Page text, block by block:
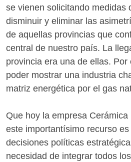
se vienen solicitando medidas
disminuir y eliminar las
de aquellas provincias que
central de nuestro país. La
provincia era una de ellas.
poder mostrar una industria
matriz energética por el gas
Que hoy la empresa
este importantísimo recurso
decisiones políticas
necesidad de integrar todos